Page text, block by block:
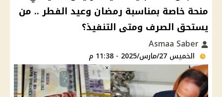
منحة خاصة بمناسبة رمضان وعيد الفطر .. من
يستحق الصرف ومتى التنفيذ؟
الخميس 27/مارس/2025 - 11:38 م